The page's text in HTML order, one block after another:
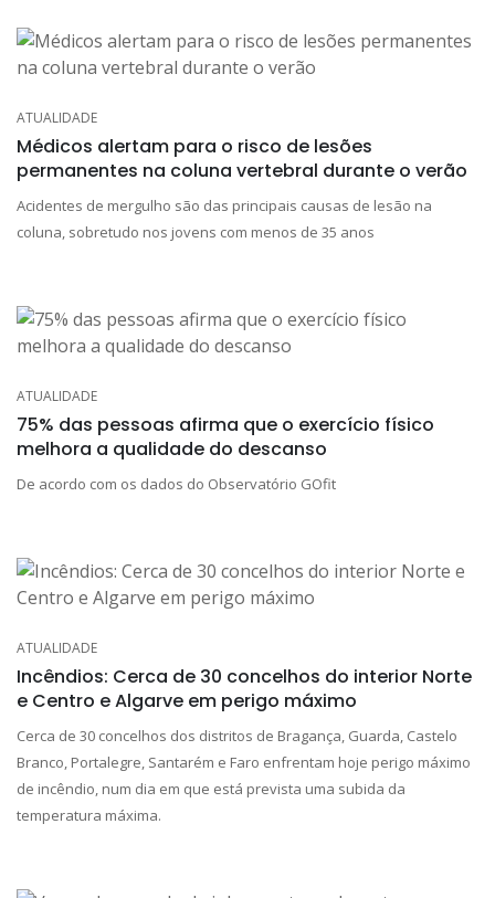
ATUALIDADE
Médicos alertam para o risco de lesões
permanentes na coluna vertebral durante o verão
Acidentes de mergulho são das principais causas de lesão na
coluna, sobretudo nos jovens com menos de 35 anos
ATUALIDADE
75% das pessoas afirma que o exercício físico
melhora a qualidade do descanso
De acordo com os dados do Observatório GOfit
ATUALIDADE
Incêndios: Cerca de 30 concelhos do interior Norte
e Centro e Algarve em perigo máximo
Cerca de 30 concelhos dos distritos de Bragança, Guarda, Castelo
Branco, Portalegre, Santarém e Faro enfrentam hoje perigo máximo
de incêndio, num dia em que está prevista uma subida da
temperatura máxima.